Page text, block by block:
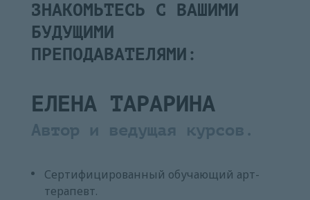
ЗНАКОМЬТЕСЬ С ВАШИМИ
БУДУЩИМИ
ПРЕПОДАВАТЕЛЯМИ:
ЕЛЕНА ТАРАРИНА
Автор и ведущая курсов.
Сертифицированный обучающий арт-
терапевт.